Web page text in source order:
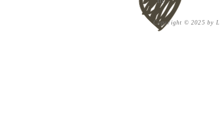
Copyright © 2025 by